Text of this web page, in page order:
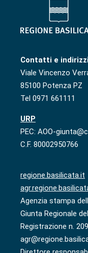
Contatti e
Viale Vincenzo
85100 Potenza PZ
Tel 0971 661111
URP
PEC: AOO-
C.F. 80002950766
regione.basilicata.it
Agenzia stampa
Giunta Regionale
Registrazione n.